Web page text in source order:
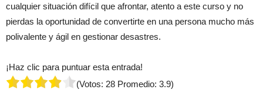
cualquier situación difícil que afrontar, atento a este curso y no
pierdas la oportunidad de convertirte en una persona mucho más
polivalente y ágil en gestionar desastres.
¡Haz clic para puntuar esta entrada!
(Votos: 28 Promedio: 3.9)